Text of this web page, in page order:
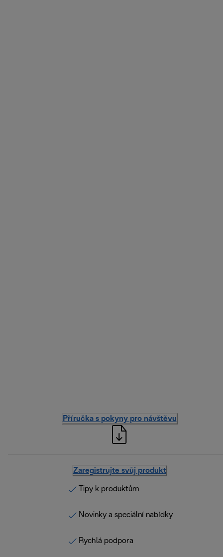
Příručka s pokyny pro návštěvu
Zaregistrujte svůj produkt
Tipy k produktům
Novinky a speciální nabídky
Rychlá podpora